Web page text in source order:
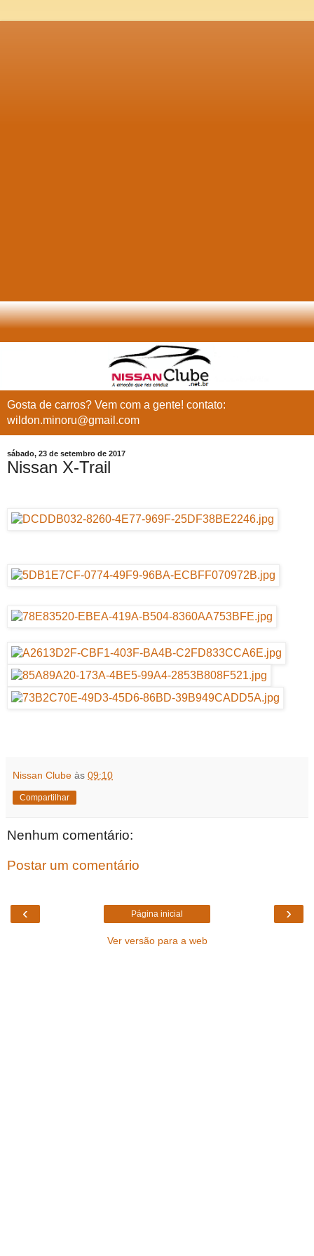
Gosta de carros? Vem com a gente! contato:
wildon.minoru@gmail.com
sábado, 23 de setembro de 2017
Nissan X-Trail
Nissan Clube às 09:10
Compartilhar
Nenhum comentário:
Postar um comentário
‹ ›
Página inicial
Ver versão para a web